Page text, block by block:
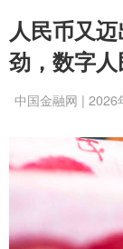
人民币又
劲，数字
中国金融网 |